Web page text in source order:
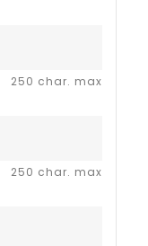
250 char. max
250 char. max